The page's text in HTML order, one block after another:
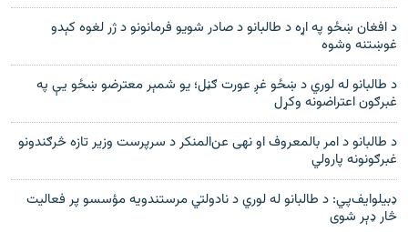
د افغان ښځو په اړه د طالبانو د صادر شویو فرمانونو د ژر لغوه کېدو
غوښتنه وشوه
د طالبانو له لوري د ښځو غږ عورت ګڼل؛ یو شمېر معترضو ښځو یې په
غبرګون اعتراضونه وکړل
د طالبانو د امر بالمعروف او نهی عن‌المنکر د سرپرست وزیر تازه څرګندونو
غبرګونونه پارولي
ډبيلو‌ايف‌پي: د طالبانو له لوري د نادولتي مرستندويه مؤسسو پر فعاليت
څار ډېر شوی